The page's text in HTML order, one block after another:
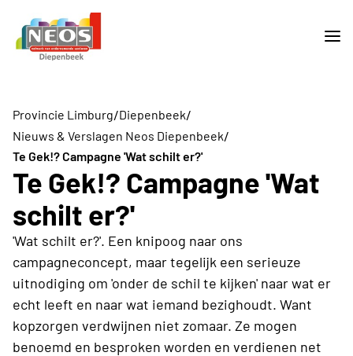
Provincie Limburg/Diepenbeek/
Nieuws & Verslagen Neos Diepenbeek/
Te Gek!? Campagne 'Wat schilt er?'
Te Gek!? Campagne 'Wat
schilt er?'
'Wat schilt er?'. Een knipoog naar ons
campagneconcept, maar tegelijk een serieuze
uitnodiging om 'onder de schil te kijken' naar wat er
echt leeft en naar wat iemand bezighoudt. Want
kopzorgen verdwijnen niet zomaar. Ze mogen
benoemd en besproken worden en verdienen net